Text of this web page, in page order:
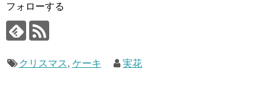
フォローする
クリスマス, ケーキ 実花